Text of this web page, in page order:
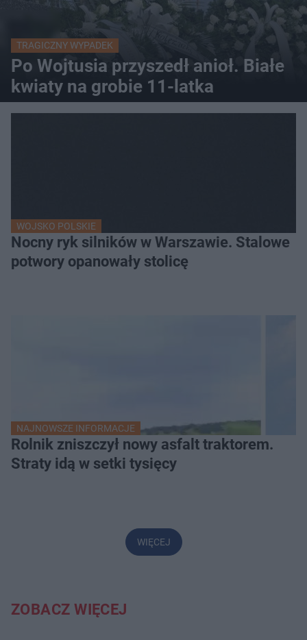
TRAGICZNY WYPADEK
Po Wojtusia przyszedł anioł. Białe
kwiaty na grobie 11-latka
WOJSKO POLSKIE
Nocny ryk silników w Warszawie. Stalowe
potwory opanowały stolicę
NAJNOWSZE INFORMACJE
Rolnik zniszczył nowy asfalt traktorem.
Straty idą w setki tysięcy
WIĘCEJ
ZOBACZ WIĘCEJ